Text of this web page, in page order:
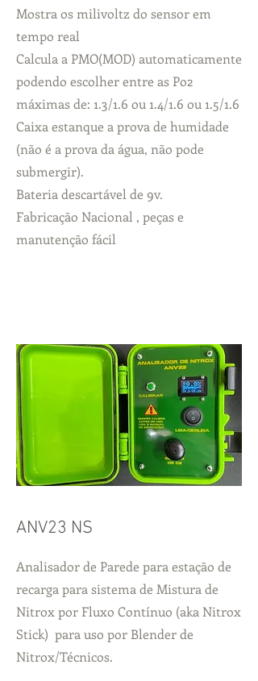
Mostra os milivoltz do sensor em
tempo real
Calcula a PMO(MOD) automaticamente
podendo escolher entre as Po2
máximas de: 1.3/1.6 ou 1.4/1.6 ou 1.5/1.6
Caixa estanque a prova de humidade
(não é a prova da água, não pode
submergir).
Bateria descartável de 9v.
Fabricação Nacional , peças e
manutenção fácil
ANV23 NS
Analisador de Parede para estação de
recarga para sistema de Mistura de
Nitrox por Fluxo Contínuo (aka Nitrox
Stick) para uso por Blender de
Nitrox/Técnicos.